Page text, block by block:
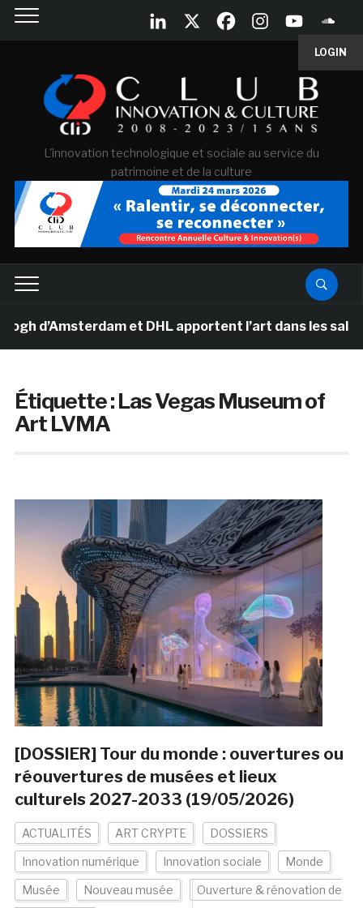
LOGIN
L'innovation technologique et sociale au service du
patrimoine et de la culture
d’Amsterdam et DHL apportent l’art dans les salles
Étiquette :Las Vegas Museum of
Art LVMA
[DOSSIER] Tour du monde : ouvertures ou
réouvertures de musées et lieux
culturels 2027-2033 (19/05/2026)
ACTUALITÉS ART CRYPTE DOSSIERS
Innovation numérique Innovation sociale Monde
Musée Nouveau musée Ouverture & rénovation de